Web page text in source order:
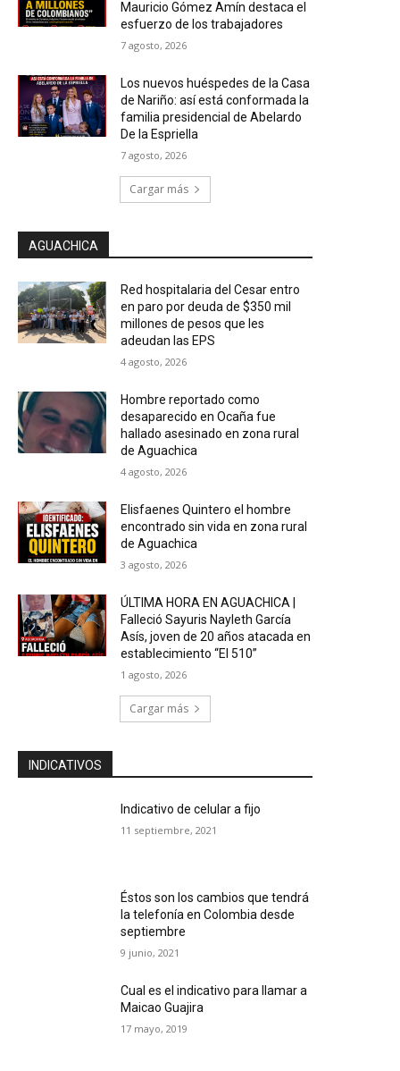
Mauricio Gómez Amín destaca el
esfuerzo de los trabajadores
7 agosto, 2026
Los nuevos huéspedes de la Casa
de Nariño: así está conformada la
familia presidencial de Abelardo
De la Espriella
7 agosto, 2026
Cargar más
AGUACHICA
Red hospitalaria del Cesar entro
en paro por deuda de $350 mil
millones de pesos que les
adeudan las EPS
4 agosto, 2026
Hombre reportado como
desaparecido en Ocaña fue
hallado asesinado en zona rural
de Aguachica
4 agosto, 2026
Elisfaenes Quintero el hombre
encontrado sin vida en zona rural
de Aguachica
3 agosto, 2026
ÚLTIMA HORA EN AGUACHICA |
Falleció Sayuris Nayleth García
Asís, joven de 20 años atacada en
establecimiento “El 510”
1 agosto, 2026
Cargar más
INDICATIVOS
Indicativo de celular a fijo
11 septiembre, 2021
Éstos son los cambios que tendrá
la telefonía en Colombia desde
septiembre
9 junio, 2021
Cual es el indicativo para llamar a
Maicao Guajira
17 mayo, 2019